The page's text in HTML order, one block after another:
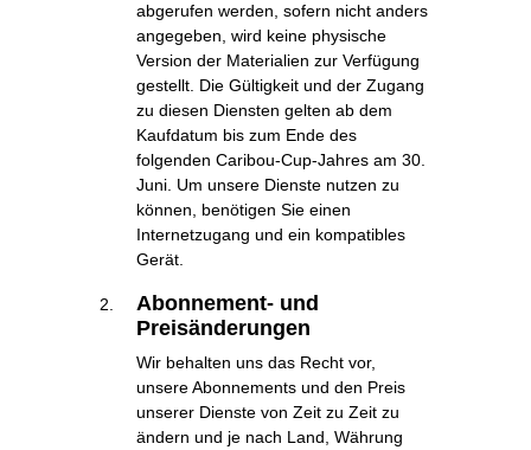
abgerufen werden, sofern nicht anders
angegeben, wird keine physische
Version der Materialien zur Verfügung
gestellt. Die Gültigkeit und der Zugang
zu diesen Diensten gelten ab dem
Kaufdatum bis zum Ende des
folgenden Caribou-Cup-Jahres am 30.
Juni. Um unsere Dienste nutzen zu
können, benötigen Sie einen
Internetzugang und ein kompatibles
Gerät.
Abonnement- und
Preisänderungen
Wir behalten uns das Recht vor,
unsere Abonnements und den Preis
unserer Dienste von Zeit zu Zeit zu
ändern und je nach Land, Währung